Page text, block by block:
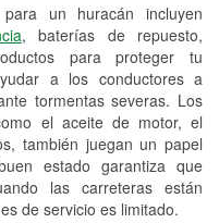
un huracán incluyen
, baterías de repuesto,
para proteger tu
a los conductores a
tormentas severas. Los
el aceite de motor, el
también juegan un papel
estado garantiza que
las carreteras están
de servicio es limitado.
y aceite
de faros
de
y discos de